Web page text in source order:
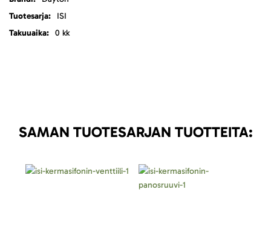
ISI
0 kk
SAMAN TUOTESARJAN TUOTTEITA: